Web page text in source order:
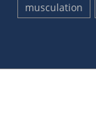
musculation